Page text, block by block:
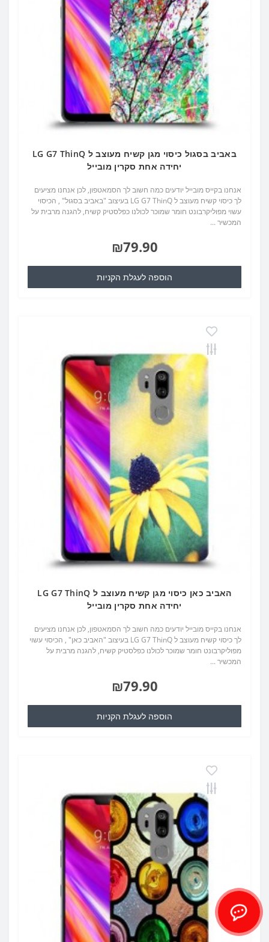
באביב בסגול כיסוי מגן קשיח מעוצב ל LG G7 ThinQ
יחידה אחת סקרין מובייל
אנחנו בקייס מובייל יודעים כמה חשוב לך הסמאטפון, לכן אנחנו מציעים
לך כיסוי קשיח מעוצב ל LG G7 ThinQ בעיצוב "באביב בסגול" , הכיסוי
עשוי מפוליקרבונט חומר שמוכר לכולנו כפלסטיק קשיח, להגנה מרבית על
המכשיר ...
₪79.90
הוספה לעגלת הקניות
האביב כאן כיסוי מגן קשיח מעוצב ל LG G7 ThinQ
יחידה אחת סקרין מובייל
אנחנו בקייס מובייל יודעים כמה חשוב לך הסמאטפון, לכן אנחנו מציעים
לך כיסוי קשיח מעוצב ל LG G7 ThinQ בעיצוב "האביב כאן" , הכיסוי עשוי
מפוליקרבונט חומר שמוכר לכולנו כפלסטיק קשיח, להגנה מרבית על
המכשיר ...
₪79.90
הוספה לעגלת הקניות